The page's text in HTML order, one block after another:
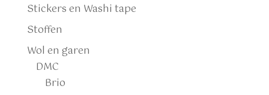
Stickers en Washi tape
Stoffen
Wol en garen
DMC
Brio